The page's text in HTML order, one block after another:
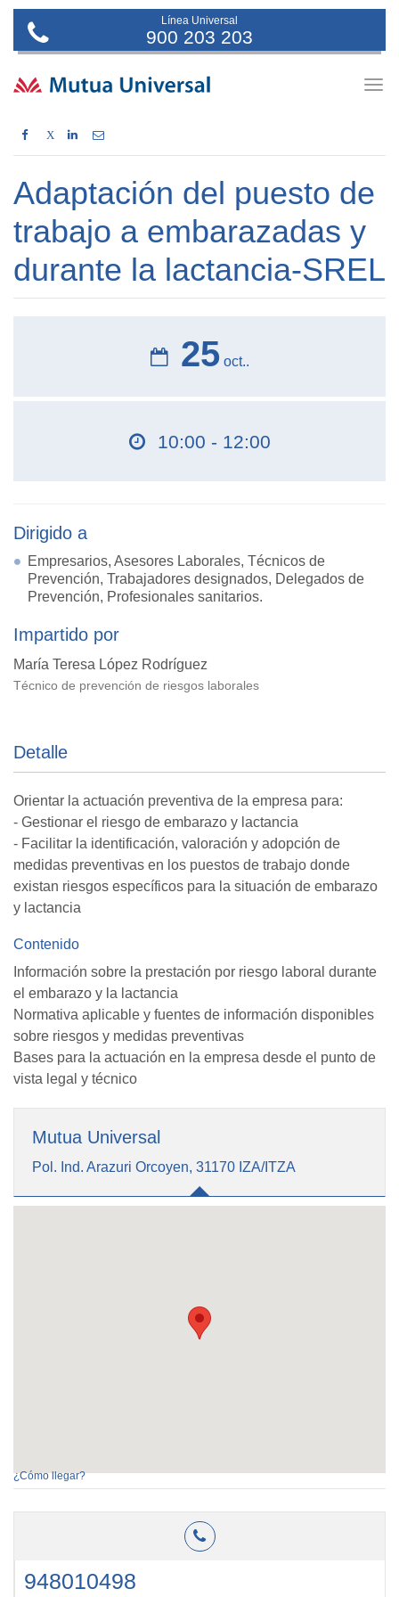
Línea Universal
900 203 203
X
Adaptación del puesto de
trabajo a embarazadas y
durante la lactancia-SREL
25 oct..
10:00 - 12:00
Dirigido a
Empresarios, Asesores Laborales, Técnicos de
Prevención, Trabajadores designados, Delegados de
Prevención, Profesionales sanitarios.
Impartido por
María Teresa López Rodríguez
Técnico de prevención de riesgos laborales
Detalle
Orientar la actuación preventiva de la empresa para:
- Gestionar el riesgo de embarazo y lactancia
- Facilitar la identificación, valoración y adopción de
medidas preventivas en los puestos de trabajo donde
existan riesgos específicos para la situación de embarazo
y lactancia
Contenido
Información sobre la prestación por riesgo laboral durante
el embarazo y la lactancia
Normativa aplicable y fuentes de información disponibles
sobre riesgos y medidas preventivas
Bases para la actuación en la empresa desde el punto de
vista legal y técnico
Mutua Universal
Pol. Ind. Arazuri Orcoyen, 31170 IZA/ITZA
¿Cómo llegar?
948010498